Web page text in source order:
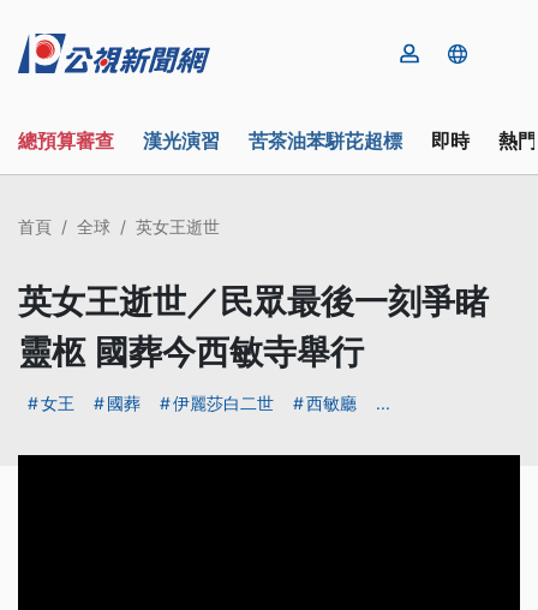
總預算審查 漢光演習 苦茶油苯駢芘超標 即時 熱
首頁 全球 英女王逝世
英女王逝世／民眾最後一刻爭睹
靈柩 國葬今西敏寺舉行
女王 國葬 伊麗莎白二世 西敏廳 ...